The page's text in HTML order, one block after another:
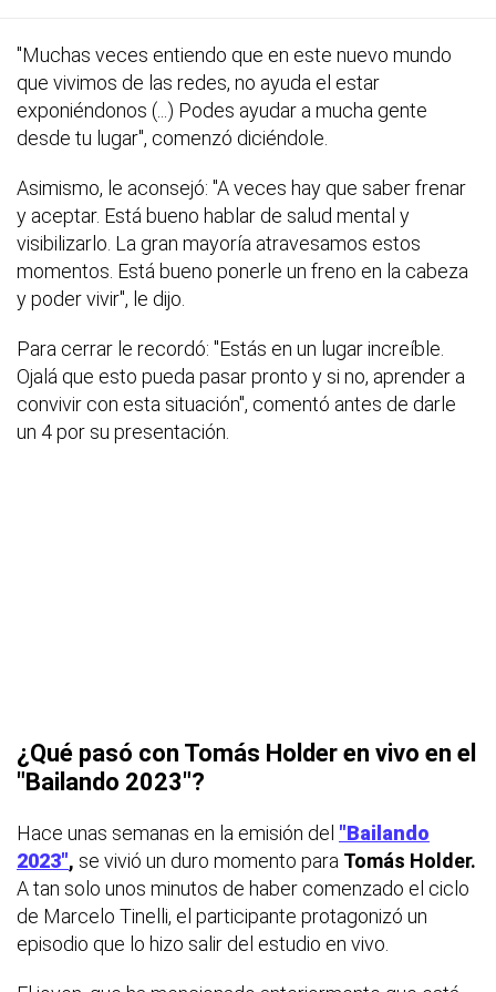
"Muchas veces entiendo que en este nuevo mundo
que vivimos de las redes, no ayuda el estar
exponiéndonos (...) Podes ayudar a mucha gente
desde tu lugar", comenzó diciéndole.
Asimismo, le aconsejó: "A veces hay que saber frenar
y aceptar. Está bueno hablar de salud mental y
visibilizarlo. La gran mayoría atravesamos estos
momentos. Está bueno ponerle un freno en la cabeza
y poder vivir", le dijo.
Para cerrar le recordó: "Estás en un lugar increíble.
Ojalá que esto pueda pasar pronto y si no, aprender a
convivir con esta situación", comentó antes de darle
un 4 por su presentación.
¿Qué pasó con Tomás Holder en vivo en el
"Bailando 2023"?
Hace unas semanas en la emisión del "Bailando
2023", se vivió un duro momento para Tomás Holder.
A tan solo unos minutos de haber comenzado el ciclo
de Marcelo Tinelli, el participante protagonizó un
episodio que lo hizo salir del estudio en vivo.